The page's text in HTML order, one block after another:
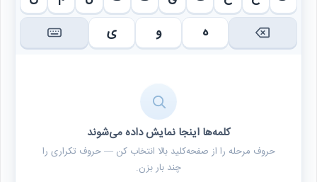
ه
و ی
کلمه‌ها اینجا نمایش داده می‌شوند
حروف مرحله را از صفحه‌کلید بالا انتخاب کن — حروف تکراری را
چند بار بزن.